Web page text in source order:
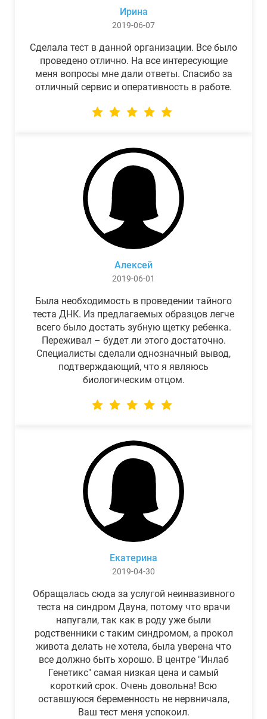
Ирина
2019-06-07
Сделала тест в данной организации. Все было
проведено отлично. На все интересующие
меня вопросы мне дали ответы. Спасибо за
отличный сервис и оперативность в работе.
Алексей
2019-06-01
Была необходимость в проведении тайного
теста ДНК. Из предлагаемых образцов легче
всего было достать зубную щетку ребенка.
Переживал – будет ли этого достаточно.
Специалисты сделали однозначный вывод,
подтверждающий, что я являюсь
биологическим отцом.
Екатерина
2019-04-30
Обращалась сюда за услугой неинвазивного
теста на синдром Дауна, потому что врачи
напугали, так как в роду уже были
родственники с таким синдромом, а прокол
живота делать не хотела, была уверена что
все должно быть хорошо. В центре "Инлаб
Генетикс" самая низкая цена и самый
короткий срок. Очень довольна! Всю
оставшуюся беременность не нервничала,
Ваш тест меня успокоил.